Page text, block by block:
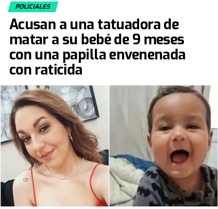
POLICIALES
Acusan a una tatuadora de
matar a su bebé de 9 meses
con una papilla envenenada
con raticida